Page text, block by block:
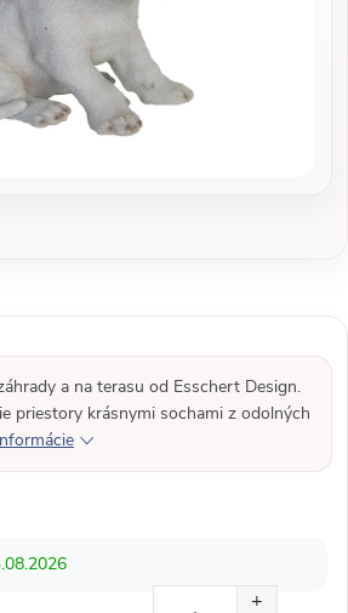
a na terasu od Esschert Design.
priestory krásnymi sochami z odolných